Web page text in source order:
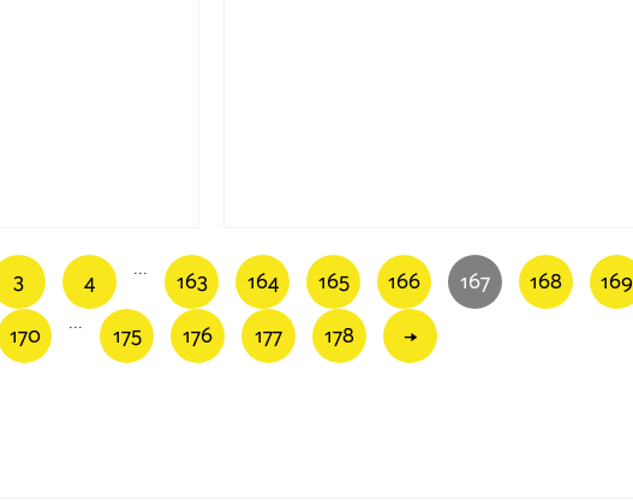
3 4 163 164 165 166 167 168 169
170 175 176 177 178 →